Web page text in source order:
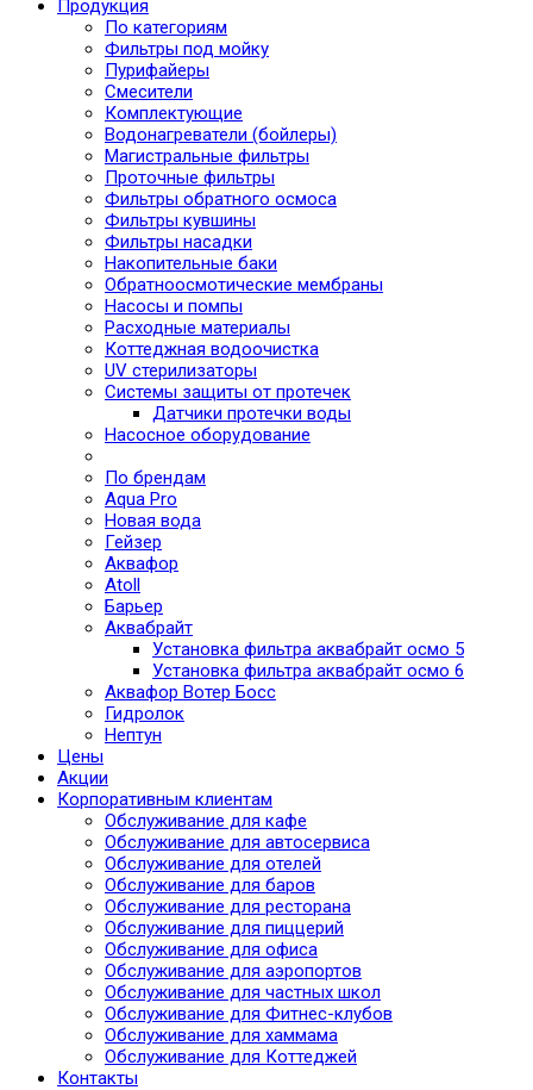
Продукция
По категориям
Фильтры под мойку
Пурифайеры
Смесители
Комплектующие
Водонагреватели (бойлеры)
Магистральные фильтры
Проточные фильтры
Фильтры обратного осмоса
Фильтры кувшины
Фильтры насадки
Накопительные баки
Обратноосмотические мембраны
Насосы и помпы
Расходные материалы
Коттеджная водоочистка
UV стерилизаторы
Системы защиты от протечек
Датчики протечки воды
Насосное оборудование
По брендам
Aqua Pro
Новая вода
Гейзер
Аквафор
Atoll
Барьер
Аквабрайт
Установка фильтра аквабрайт осмо 5
Установка фильтра аквабрайт осмо 6
Аквафор Вотер Босс
Гидролок
Нептун
Цены
Акции
Корпоративным клиентам
Обслуживание для кафе
Обслуживание для автосервиса
Обслуживание для отелей
Обслуживание для баров
Обслуживание для ресторана
Обслуживание для пиццерий
Обслуживание для офиса
Обслуживание для аэропортов
Обслуживание для частных школ
Обслуживание для Фитнес-клубов
Обслуживание для хаммама
Обслуживание для Коттеджей
Контакты